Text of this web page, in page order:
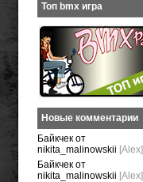
Топ bmx игра
Новые комментарии
Байкчек от
nikita_malinowskii [Alex]
Байкчек от
nikita_malinowskii [Alex]